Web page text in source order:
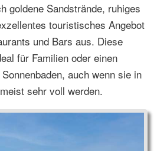
goldene Sandstrände, ruhiges
touristisches Angebot
und Bars aus. Diese
für Familien oder einen
auch wenn sie in
sehr voll werden.